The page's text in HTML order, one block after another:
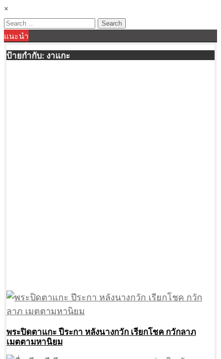
×
Search
for:
แนะนำ
ป้ายกำกับ: งาแกะ
พระปิดตาแกะ ปีระกา หลังนางกวัก เรียกโชค กวักลาภ
เมตตามหานิยม